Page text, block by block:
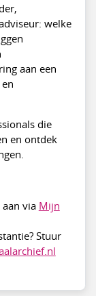
welke
aan een
die
en ontdek
via Mijn
Stuur